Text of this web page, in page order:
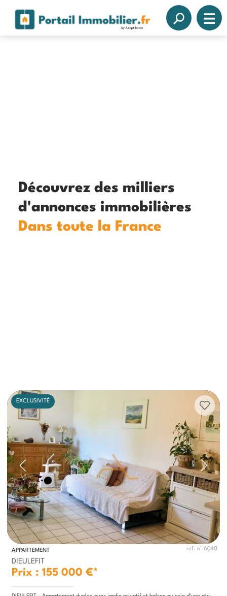
Découvrez des milliers
d'annonces immobilières
Dans toute la France
EXCLUSIVITÉ
APPARTEMENT ref. n° 6040
DIEULEFIT
Prix : 155 000 €*